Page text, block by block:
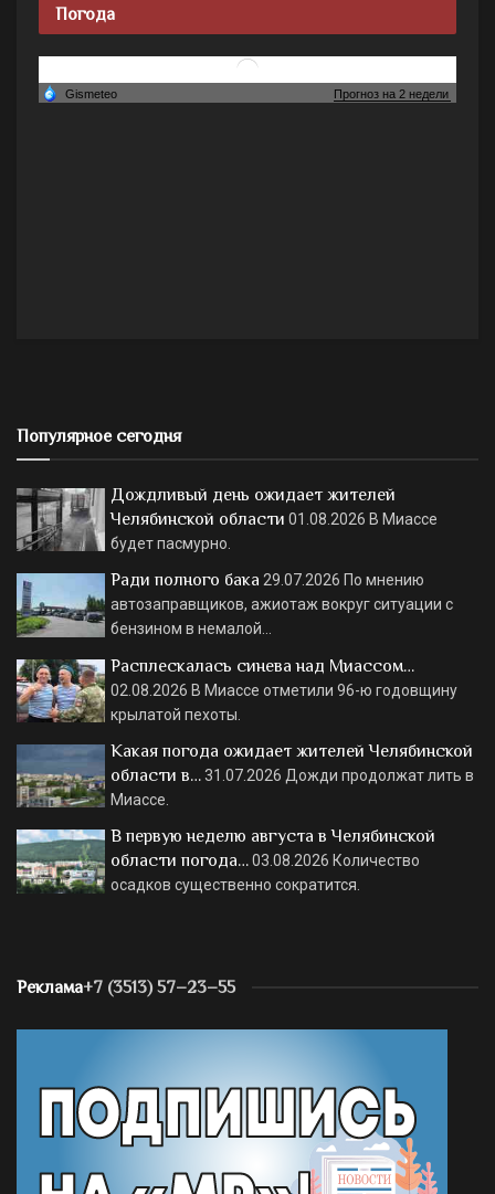
Погода
Популярное сегодня
Дождливый день ожидает жителей
Челябинской области 01.08.2026 В Миассе
будет пасмурно.
Ради полного бака 29.07.2026 По мнению
автозаправщиков, ажиотаж вокруг ситуации с
бензином в немалой…
Расплескалась синева над Миассом…
02.08.2026 В Миассе отметили 96-ю годовщину
крылатой пехоты.
Какая погода ожидает жителей Челябинской
области в…31.07.2026 Дожди продолжат лить в
Миассе.
В первую неделю августа в Челябинской
области погода…03.08.2026 Количество
осадков существенно сократится.
Реклама+7 (3513) 57–23–55